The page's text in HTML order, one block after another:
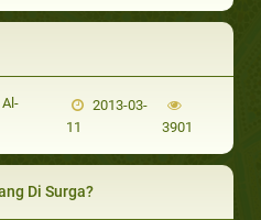
2013-03-
11
3901
Di Surga?